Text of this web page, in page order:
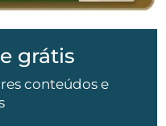
grátis
conteúdos e